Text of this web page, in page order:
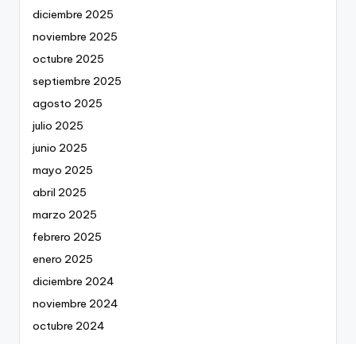
diciembre 2025
noviembre 2025
octubre 2025
septiembre 2025
agosto 2025
julio 2025
junio 2025
mayo 2025
abril 2025
marzo 2025
febrero 2025
enero 2025
diciembre 2024
noviembre 2024
octubre 2024